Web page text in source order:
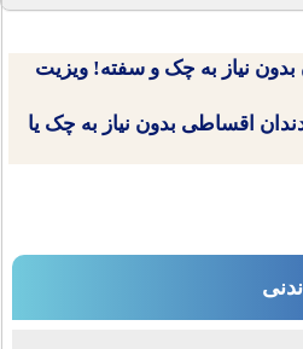
بدون نیاز به چک و سفته! ویزیت
دندان اقساطی بدون نیاز به چک یا